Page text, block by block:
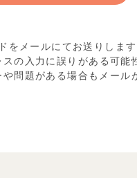
をメールにてお送りします
の入力に誤りがある可能
や問題がある場合もメール